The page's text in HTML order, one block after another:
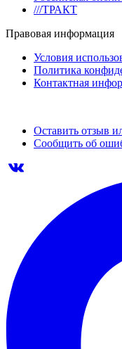
///ТРАКТ
Правовая информация
Условия
Политика
Контактная
Оставить отзыв
Сообщить об